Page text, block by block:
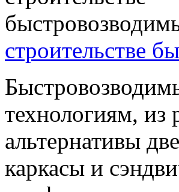
строительстве
технологиям, из
альтернативы
каркасы и